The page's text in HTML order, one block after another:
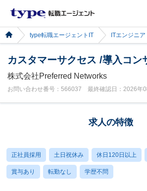
type転職エージェントIT ITエンジニ
カスタマーサクセス /導入コン
株式会社Preferred Networks
お問い合わせ番号：566037 最終確認日：2026年
求人の特徴
正社員採用 土日祝休み 休日120日以上
賞与あり 転勤なし 学歴不問